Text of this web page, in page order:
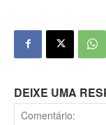
DEIXE UMA